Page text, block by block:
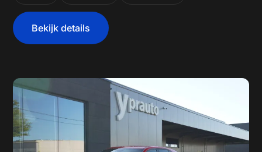
Bekijk details